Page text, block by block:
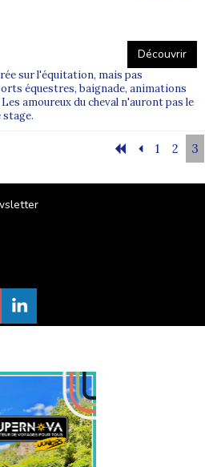
Découvrir
sur l'équitation, mais pas
équestres, baignade, animations
amoureux du cheval n'auront pas le
stage.
1 2 3